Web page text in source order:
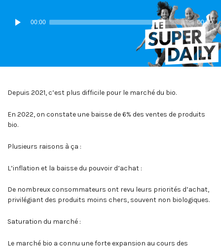
Lecteur
audio
00:00 00:00
Depuis 2021, c’est plus difficile pour le marché du bio.
En 2022, on constate une baisse de 6% des ventes de produits
bio.
Plusieurs raisons à ça :
L’inflation et la baisse du pouvoir d’achat :
De nombreux consommateurs ont revu leurs priorités d’achat,
privilégiant des produits moins chers, souvent non biologiques.
Saturation du marché :
Le marché bio a connu une forte expansion au cours des